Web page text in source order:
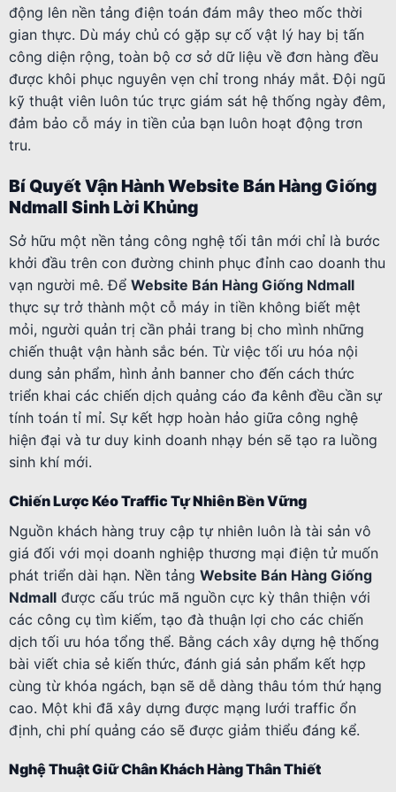
động lên nền tảng điện toán đám mây theo mốc thời
gian thực. Dù máy chủ có gặp sự cố vật lý hay bị tấn
công diện rộng, toàn bộ cơ sở dữ liệu về đơn hàng đều
được khôi phục nguyên vẹn chỉ trong nháy mắt. Đội ngũ
kỹ thuật viên luôn túc trực giám sát hệ thống ngày đêm,
đảm bảo cỗ máy in tiền của bạn luôn hoạt động trơn
tru.
Bí Quyết Vận Hành Website Bán Hàng Giống
Ndmall Sinh Lời Khủng
Sở hữu một nền tảng công nghệ tối tân mới chỉ là bước
khởi đầu trên con đường chinh phục đỉnh cao doanh thu
vạn người mê. Để Website Bán Hàng Giống Ndmall
thực sự trở thành một cỗ máy in tiền không biết mệt
mỏi, người quản trị cần phải trang bị cho mình những
chiến thuật vận hành sắc bén. Từ việc tối ưu hóa nội
dung sản phẩm, hình ảnh banner cho đến cách thức
triển khai các chiến dịch quảng cáo đa kênh đều cần sự
tính toán tỉ mỉ. Sự kết hợp hoàn hảo giữa công nghệ
hiện đại và tư duy kinh doanh nhạy bén sẽ tạo ra luồng
sinh khí mới.
Chiến Lược Kéo Traffic Tự Nhiên Bền Vững
Nguồn khách hàng truy cập tự nhiên luôn là tài sản vô
giá đối với mọi doanh nghiệp thương mại điện tử muốn
phát triển dài hạn. Nền tảng Website Bán Hàng Giống
Ndmall được cấu trúc mã nguồn cực kỳ thân thiện với
các công cụ tìm kiếm, tạo đà thuận lợi cho các chiến
dịch tối ưu hóa tổng thể. Bằng cách xây dựng hệ thống
bài viết chia sẻ kiến thức, đánh giá sản phẩm kết hợp
cùng từ khóa ngách, bạn sẽ dễ dàng thâu tóm thứ hạng
cao. Một khi đã xây dựng được mạng lưới traffic ổn
định, chi phí quảng cáo sẽ được giảm thiểu đáng kể.
Nghệ Thuật Giữ Chân Khách Hàng Thân Thiết